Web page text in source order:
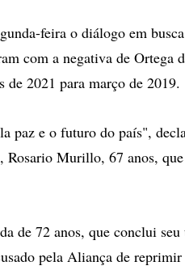
feira o diálogo em
com a negativa de Ortega
de 2021 para março de 2019.
paz e o futuro do país",
Rosario Murillo, 67 anos,
de 72 anos, que conclui
pela Aliança de